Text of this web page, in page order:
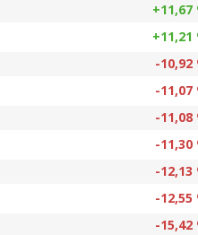
+11,67
+11,21
-10,92
-11,07
-11,08
-11,30
-12,13
-12,55
-15,42